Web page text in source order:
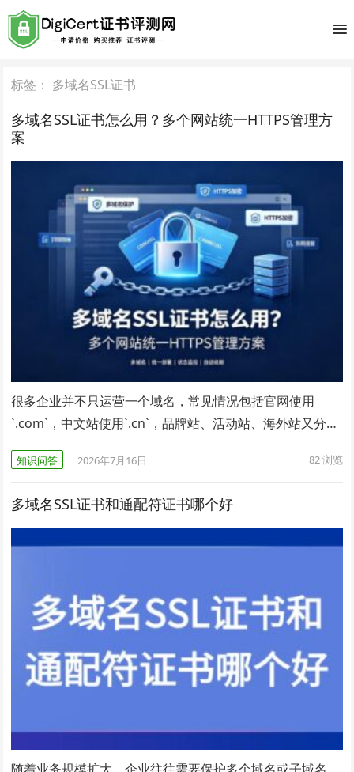
标签： 多域名SSL证书
多域名SSL证书怎么用？多个网站统一HTTPS管理方
案
很多企业并不只运营一个域名，常见情况包括官网使用
`.com`，中文站使用`.cn`，品牌站、活动站、海外站又分…
知识问答 2026年7月16日 82浏览
多域名SSL证书和通配符证书哪个好